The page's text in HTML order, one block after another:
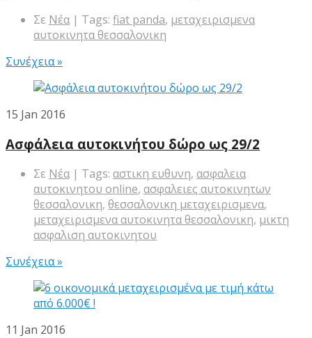
Σε Νέα | Tags: fiat panda, μεταχειρισμενα
αυτοκινητα θεσσαλονικη
Συνέχεια »
15 Jan 2016
Ασφάλεια αυτοκινήτου δώρο ως 29/2
Σε Νέα | Tags: αστικη ευθυνη, ασφαλεια
αυτοκινητου online, ασφαλειες αυτοκινητων
θεσσαλονικη, θεσσαλονικη μεταχειρισμενα,
μεταχειρισμενα αυτοκινητα θεσσαλονικη, μικτη
ασφαλιση αυτοκινητου
Συνέχεια »
11 Jan 2016